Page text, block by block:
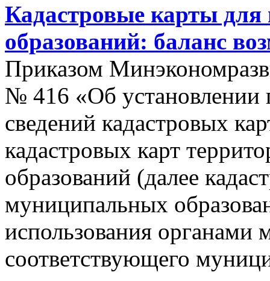
Кадастровые карты
образований: баланс
Приказом
№ 416 «Об установлении
сведений кадастровых
кадастровых карт
образований (далее
муниципальных
использования органами
соответствующего